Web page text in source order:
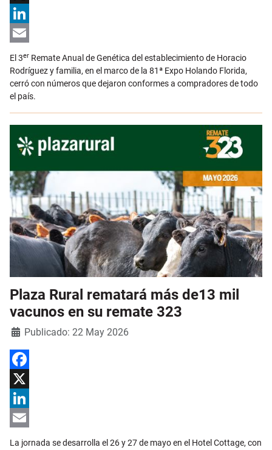
X
LinkedIn
Email
El 3er Remate Anual de Genética del establecimiento de Horacio
Rodríguez y familia, en el marco de la 81ª Expo Holando Florida,
cerró con números que dejaron conformes a compradores de todo
el país.
Plaza Rural rematará más de13 mil
vacunos en su remate 323
DetallesPublicado: 22 May 2026
Facebook
X
LinkedIn
Email
La jornada se desarrolla el 26 y 27 de mayo en el Hotel Cottage, con